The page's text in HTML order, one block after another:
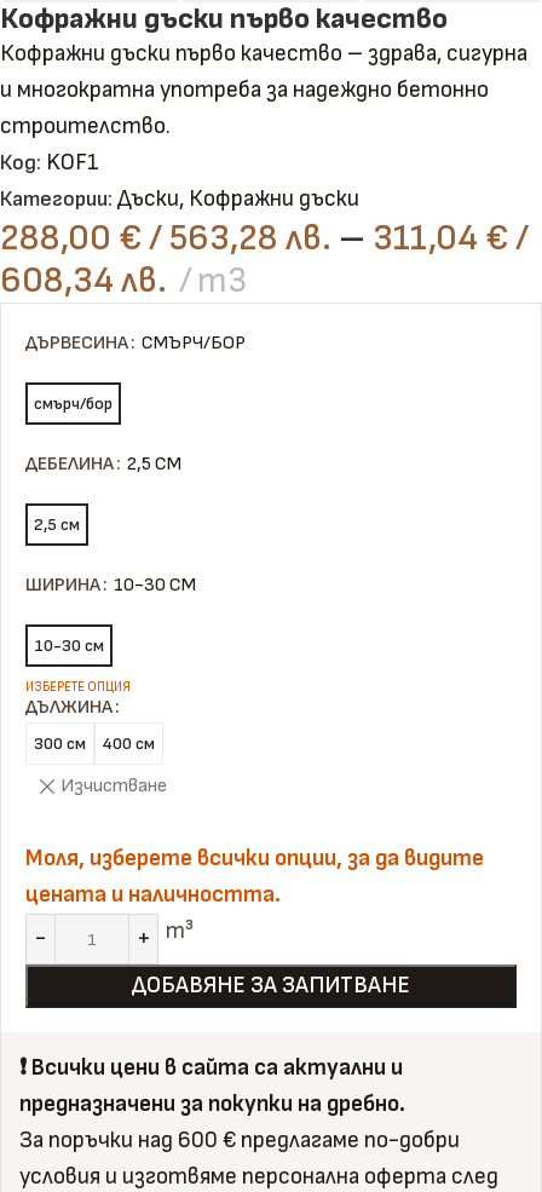
Кофражни дъски първо качество
Кофражни дъски първо качество – здрава, сигурна
и многократна употреба за надеждно бетонно
строителство.
Код: KOF1
Категории: Дъски, Кофражни дъски
288,00 €/ 563,28 лв. – 311,04 €/
608,34 лв.
m3
ДЪРВЕСИНА СМЪРЧ/БОР
смърч/бор
ДЕБЕЛИНА 2,5 СМ
2,5 см
ШИРИНА 10-30 СМ
10-30 см
ДЪЛЖИНА
300 см 400 см
Изчистване
Моля, изберете всички опции, за да видите
цената и наличността.
m³
ДОБАВЯНЕ ЗА ЗАПИТВАНЕ
❗️ Всички цени в сайта са актуални и
предназначени за покупки на дребно.
За поръчки над 600 € предлагаме по-добри
условия и изготвяме персонална оферта след